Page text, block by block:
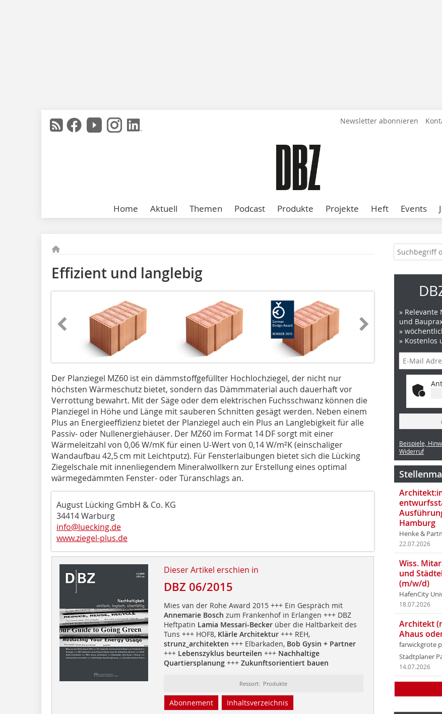
Newsletter abonnieren
Home Aktuell Themen Podcast Produkte Projekte Heft Events
Effizient und langlebig
Der Planziegel MZ60 ist ein dämmstoffgefüllter Hochlochziegel, der nicht nur
höchsten Wärmeschutz bietet, sondern das Dämmmaterial auch dauerhaft vor
Verrottung bewahrt. Mit der Säge oder dem elektrischen Fuchsschwanz können die
Planziegel in Höhe und Länge mit sauberen Schnitten gesägt werden. Neben einem
Plus an Energie­effizienz bietet der Planziegel auch ein Plus an Lang­lebigkeit für alle
Passiv- oder Nullenergiehäuser. Der MZ60 im Format 14 DF sorgt mit einer
Wärmeleitzahl von 0,06 W/mK für einen U-Wert von 0,14 W/m²K (einschaliger
Wandaufbau 42,5 cm mit Leichtputz). Für Fensterlaibungen bietet sich die Lücking
Ziegelschale mit innenliegendem Mineralwollkern zur Erstellung eines optimal
wärmegedämmten Fenster- oder Türanschlags an.
August Lücking GmbH & Co. KG
34414 Warburg
info@luecking.de
www.ziegel-plus.de
Dieser Artikel erschien in
DBZ 06/2015
Mies van der Rohe Award 2015 +++ Ein Gespräch mit
Annemarie Bosch zum Frankenhof in Erlangen +++ DBZ
Heftpatin Lamia Messari-Beckerüber die Haltbarkeit des
Tuns +++ HOF8, Klärle Architektur+++ REH,
strunz_architekten +++ Elbarkaden, Bob Gysin + Partner
+++ Lebenszyklus beurteilen +++ Nachhaltige
Quartiersplanung+++ Zukunftsorientiert bauen
Ressort: Produkte
Abonnement Inhaltsverzeichnis
» Relevante
und
»
» Kostenlos
Beispiele,
Widerruf
Hamburg
Henke &
22.07.2026
Wiss.
und
(m/w/d)
HafenCity
18.07.2026
Architekt
Ahaus
farwickgrote
Stadtplaner
14.07.2026